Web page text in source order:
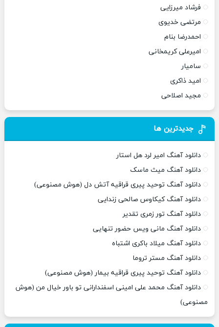
فرشاد میرزایی
مرتضی خدیوی
احمدرضا بنام
امیرعلی کریمخانی
سامیار
امید ذاکری
مجید اصلاحی
جدیدترین ها
دانلود آهنگ امیر لرد هل استار
دانلود آهنگ میث ماسک
دانلود آهنگ توحید پیری قراقیه آتش دل (هوش مصنوعی)
دانلود آهنگ کیکاوس صالحی زندایی
دانلود آهنگ تور زمری تقدیر
دانلود آهنگ مانی ویس حضور تنهایی
دانلود آهنگ میلاد باکری اشتباه
دانلود آهنگ مستر تروما
دانلود آهنگ توحید پیری قراقیه بیمار (هوش مصنوعی)
دانلود آهنگ محمد علی امینی اسفندارانی تو باور خیال من (هوش
مصنوعی)